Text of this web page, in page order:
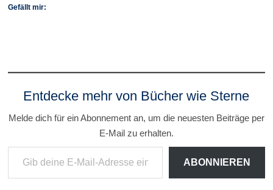
Gefällt mir:
Entdecke mehr von Bücher wie Sterne
Melde dich für ein Abonnement an, um die neuesten Beiträge per
E-Mail zu erhalten.
Gib deine E-Mail-Adresse ein ...
ABONNIEREN